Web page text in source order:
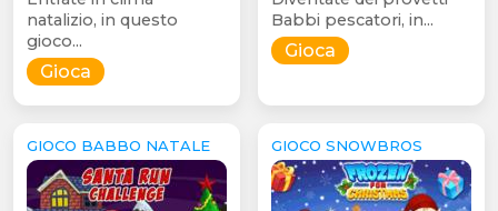
natalizio, in questo
gioco...
Gioca
Babbi pescatori, in...
Gioca
GIOCO BABBO NATALE GIOCO SNOWBROS